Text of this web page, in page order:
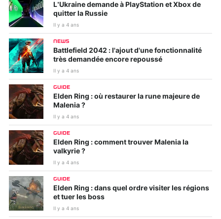
L’Ukraine demande à PlayStation et Xbox de
quitter la Russie
Il y a 4 ans
NEWS
Battlefield 2042 : l'ajout d'une fonctionnalité
très demandée encore repoussé
Il y a 4 ans
GUIDE
Elden Ring : où restaurer la rune majeure de
Malenia ?
Il y a 4 ans
GUIDE
Elden Ring : comment trouver Malenia la
valkyrie ?
Il y a 4 ans
GUIDE
Elden Ring : dans quel ordre visiter les régions
et tuer les boss
Il y a 4 ans